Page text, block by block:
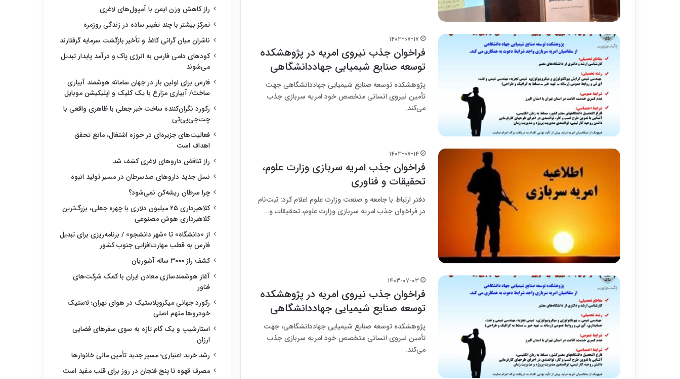
۱۴۰۳-۰۷-۱۷
فراخوان جذب نیروی امریه در پژوهشکده
توسعه صنایع شیمیایی جهاددانشگاهی
پژوهشکده توسعه صنایع شیمیایی جهاددانشگاهی جهت
تأمین نیروی انسانی متخصص خود امریه سربازی جذب
می‌کند.
۱۴۰۳-۰۷-۱۴
فراخوان جذب امریه سربازی وزارت علوم،
تحقیقات و فناوری
دفتر ارتباط با جامعه و صنعت وزارت علوم اعلام کرد: ثبت‌نام
در فراخوان جذب امریه سربازی وزارت علوم، تحقیقات و…
۱۴۰۳-۰۷-۰۳
فراخوان جذب نیروی امریه در پژوهشکده
توسعه صنایع شیمیایی جهاددانشگاهی
پژوهشکده توسعه صنایع شیمیایی جهاددانشگاهی، جهت
تأمین نیروی انسانی متخصص خود امریه سربازی جذب
می‌کند.
راز کاهش وزن ایمن با آمپول‌های لاغری
تمرکز بیشتر با چند تغییر ساده در زندگی روزمره
ناشران میان گرانی کاغذ و تأخیر بازگشت سرمایه گرفتارند
کودهای دامی فارس به انرژی پاک و درآمد پایدار تبدیل
می‌شوند
فارس برای اولین بار در جهان سامانه هوشمند آبیاری
ساخت/ آبیاری مزارع با یک کلیک و اپلیکیشن موبایل
رکورد نگران‌کننده ساخت خبر جعلی با ظاهری واقعی با
چت‌جی‌پی‌تی
فعالیت‌های جزیره‌ای در حوزه اشتغال، مانع تحقق
اهداف است
راز تناقض داروهای لاغری کشف شد
نسل جدید داروهای ضدسرطان در مسیر تولید انبوه
چرا سرطان ریشه‌کن نمی‌شود؟
کلاهبرداری ۲۵ میلیون دلاری با چهره جعلی، بزرگ‌ترین
کلاهبرداری هوش مصنوعی
از «دانشگاه» تا «شهر دانشجو» / برنامه‌ریزی برای تبدیل
فارس به قطب مهارت‌افزایی جنوب کشور
کشف راز ۳۰۰۰ ساله آشوریان
آغاز هوشمندسازی معادن ایران با کمک شرکت‌های
فناور
رکورد جهانی میکروپلاستیک در هوای تهران؛ لاستیک
خودروها متهم اصلی
استارشیپ و یک گام تازه به سوی سفرهای فضایی
ارزان
رشد خرید اعتباری؛ مسیر جدید تأمین مالی خانوارها
مصرف قهوه تا پنج فنجان در روز برای قلب مفید است